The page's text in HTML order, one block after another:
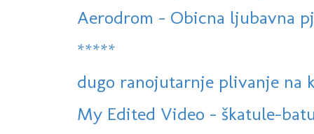
Aerodrom - Obicna ljubavna
*****
dugo ranojutarnje plivanje na
My Edited Video - škatule-